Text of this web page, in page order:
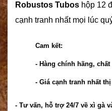
Robustos Tubos hộp 12
cạnh tranh nhất mọi lúc
Cam kết:
- Hàng chính hãng,
- Giá cạnh tranh nhất
- Tư vấn, hỗ trợ 24/7 về xì gà